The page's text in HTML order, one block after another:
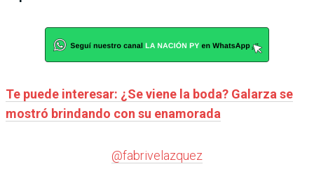
Te puede interesar: ¿Se viene la boda? Galarza se
mostró brindando con su enamorada
@fabrivelazquez